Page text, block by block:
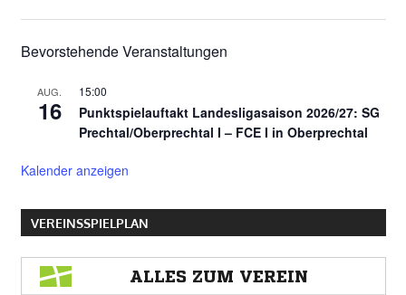
Bevorstehende Veranstaltungen
AUG.
16
15:00
Punktspielauftakt Landesligasaison 2026/27: SG
Prechtal/Oberprechtal I – FCE I in Oberprechtal
Kalender anzeigen
VEREINSSPIELPLAN